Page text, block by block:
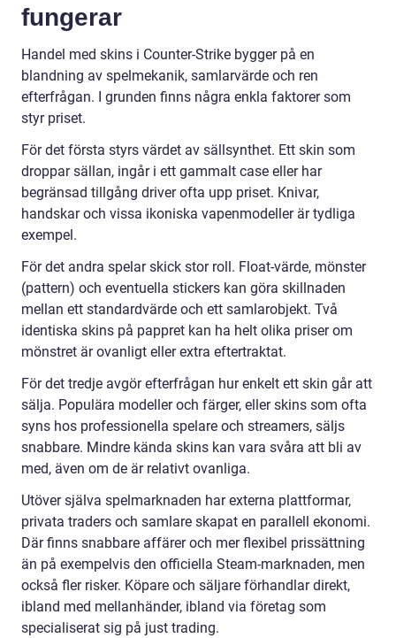
fungerar
Handel med skins i Counter-Strike bygger på en
blandning av spelmekanik, samlarvärde och ren
efterfrågan. I grunden finns några enkla faktorer som
styr priset.
För det första styrs värdet av sällsynthet. Ett skin som
droppar sällan, ingår i ett gammalt case eller har
begränsad tillgång driver ofta upp priset. Knivar,
handskar och vissa ikoniska vapenmodeller är tydliga
exempel.
För det andra spelar skick stor roll. Float-värde, mönster
(pattern) och eventuella stickers kan göra skillnaden
mellan ett standardvärde och ett samlarobjekt. Två
identiska skins på pappret kan ha helt olika priser om
mönstret är ovanligt eller extra eftertraktat.
För det tredje avgör efterfrågan hur enkelt ett skin går att
sälja. Populära modeller och färger, eller skins som ofta
syns hos professionella spelare och streamers, säljs
snabbare. Mindre kända skins kan vara svåra att bli av
med, även om de är relativt ovanliga.
Utöver själva spelmarknaden har externa plattformar,
privata traders och samlare skapat en parallell ekonomi.
Där finns snabbare affärer och mer flexibel prissättning
än på exempelvis den officiella Steam-marknaden, men
också fler risker. Köpare och säljare förhandlar direkt,
ibland med mellanhänder, ibland via företag som
specialiserat sig på just trading.